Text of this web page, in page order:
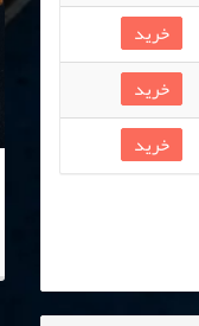
خرید
خرید
خرید